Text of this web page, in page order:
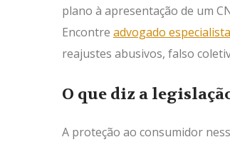
plano à apresentação de um
Encontre advogado
reajustes abusivos, falso
O que diz a
A proteção ao consumidor